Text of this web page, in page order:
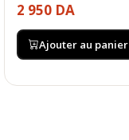
2 950 DA
Ajouter au panier